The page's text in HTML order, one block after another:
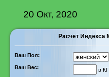
20 Окт, 2020
Расчет
Ваш Пол:
Ваш Вес:
в КГ